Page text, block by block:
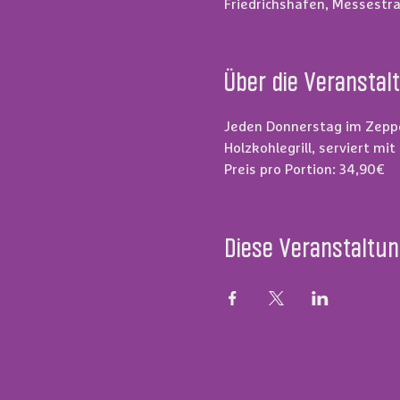
Über die
Jeden Donnerstag im
Holzkohlegrill, serviert mit
Preis pro Portion: 34,90€
Diese